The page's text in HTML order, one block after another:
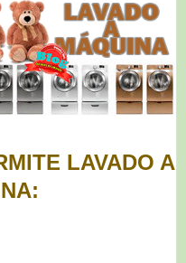
LAVADO A